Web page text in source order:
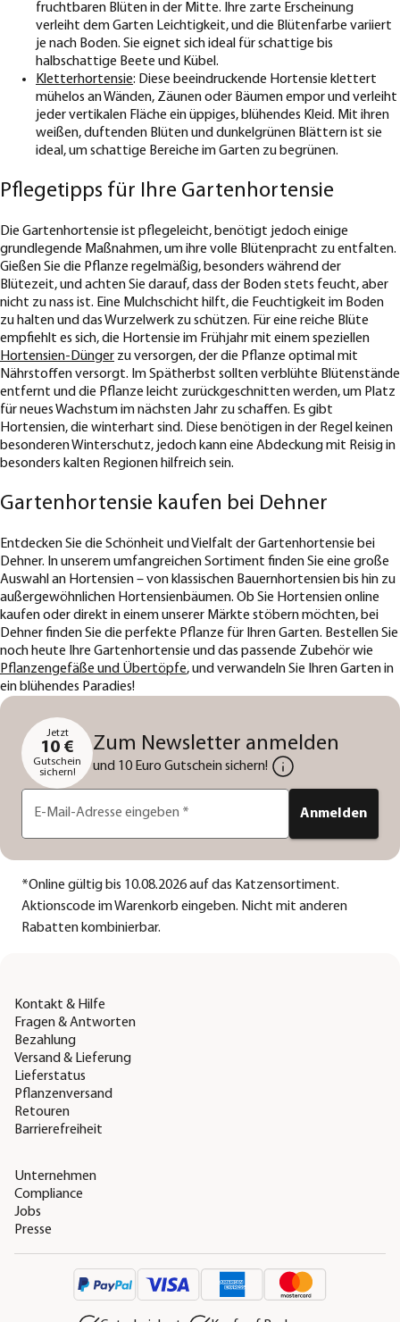
fruchtbaren Blüten in der Mitte. Ihre zarte Erscheinung
verleiht dem Garten Leichtigkeit, und die Blütenfarbe variiert
je nach Boden. Sie eignet sich ideal für schattige bis
halbschattige Beete und Kübel.
Kletterhortensie: Diese beeindruckende Hortensie klettert
mühelos an Wänden, Zäunen oder Bäumen empor und verleiht
jeder vertikalen Fläche ein üppiges, blühendes Kleid. Mit ihren
weißen, duftenden Blüten und dunkelgrünen Blättern ist sie
ideal, um schattige Bereiche im Garten zu begrünen.
Pflegetipps für Ihre Gartenhortensie
Die Gartenhortensie ist pflegeleicht, benötigt jedoch einige
grundlegende Maßnahmen, um ihre volle Blütenpracht zu entfalten.
Gießen Sie die Pflanze regelmäßig, besonders während der
Blütezeit, und achten Sie darauf, dass der Boden stets feucht, aber
nicht zu nass ist. Eine Mulchschicht hilft, die Feuchtigkeit im Boden
zu halten und das Wurzelwerk zu schützen. Für eine reiche Blüte
empfiehlt es sich, die Hortensie im Frühjahr mit einem speziellen
Hortensien-Dünger zu versorgen, der die Pflanze optimal mit
Nährstoffen versorgt. Im Spätherbst sollten verblühte Blütenstände
entfernt und die Pflanze leicht zurückgeschnitten werden, um Platz
für neues Wachstum im nächsten Jahr zu schaffen. Es gibt
Hortensien, die winterhart sind. Diese benötigen in der Regel keinen
besonderen Winterschutz, jedoch kann eine Abdeckung mit Reisig in
besonders kalten Regionen hilfreich sein.
Gartenhortensie kaufen bei Dehner
Entdecken Sie die Schönheit und Vielfalt der Gartenhortensie bei
Dehner. In unserem umfangreichen Sortiment finden Sie eine große
Auswahl an Hortensien – von klassischen Bauernhortensien bis hin zu
außergewöhnlichen Hortensienbäumen. Ob Sie Hortensien online
kaufen oder direkt in einem unserer Märkte stöbern möchten, bei
Dehner finden Sie die perfekte Pflanze für Ihren Garten. Bestellen Sie
noch heute Ihre Gartenhortensie und das passende Zubehör wie
Pflanzengefäße und Übertöpfe, und verwandeln Sie Ihren Garten in
ein blühendes Paradies!
Jetzt
10 €
Gutschein
sichern!
Zum Newsletter anmelden
und 10 Euro Gutschein sichern!
E-Mail-Adresse eingeben * Anmelden
*Online gültig bis 10.08.2026 auf das Katzensortiment.
Aktionscode im Warenkorb eingeben. Nicht mit anderen
Rabatten kombinierbar.
Kontakt & Hilfe
Fragen & Antworten
Bezahlung
Versand & Lieferung
Lieferstatus
Pflanzenversand
Retouren
Barrierefreiheit
Unternehmen
Compliance
Jobs
Presse